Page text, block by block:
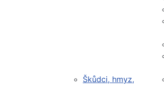
Škůdci, hmyz,